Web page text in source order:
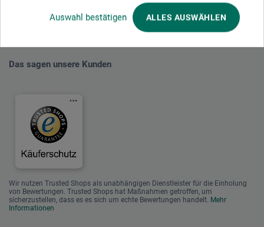
Auswahl bestätigen ALLES AUSWÄHLEN
Das sagen unsere Kunden
Wir nutzen Trusted Shops als unabhängigen Dienstleister für die Einholung
von Bewertungen. Trusted Shops hat Maßnahmen getroffen, um
sicherzustellen, dass es es sich um echte Bewertungen handelt. Mehr
Informationen